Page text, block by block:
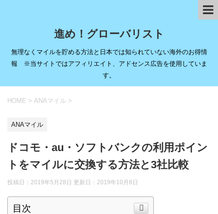
進め！グローバリスト
無理なくマイルを貯める方法と日本では知られていない海外のお得情
報 ※当サイトではアフィリエイト、アドセンス広告を使用していま
す。
HOME > ANAマイル >
ANAマイル
ドコモ・au・ソフトバンクの利用ポイン
トをマイルに交換する方法と3社比較
投稿日：2019年5月28日 更新日： 2019年10月8日
目次